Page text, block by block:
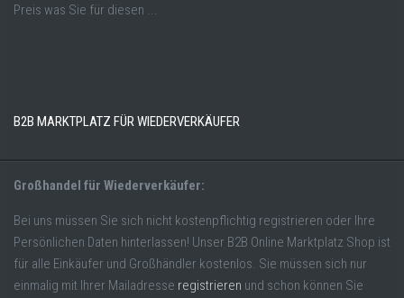
Preis was Sie für diesen ...
B2B MARKTPLATZ FÜR WIEDERVERKÄUFER
Großhandel für Wiederverkäufer:
Bei uns müssen Sie sich nicht kostenpflichtig registrieren oder Ihre
Persönlichen Daten hinterlassen! Unser B2B Online Marktplatz Shop ist
für alle Einkäufer und Großhändler kostenlos. Sie müssen sich nur
einmalig mit Ihrer Mailadresse registrieren und schon können Sie